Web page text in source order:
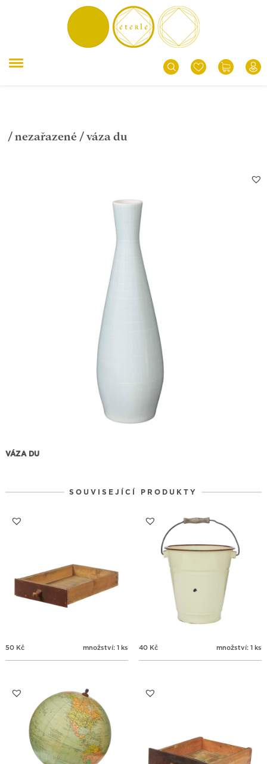
/ nezařazené / váza du
VÁZA DU
SOUVISEJÍCÍ PRODUKTY
50 Kč množství: 1 ks 40 Kč množství: 1 ks